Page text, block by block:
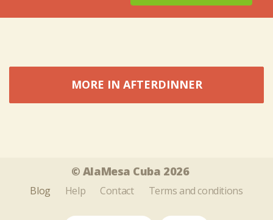
MORE IN AFTERDINNER
© AlaMesa Cuba 2026
Blog Help Contact Terms and conditions